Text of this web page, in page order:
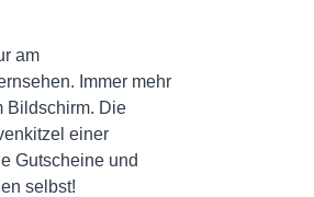
am
Immer mehr
Bildschirm. Die
einer
Gutscheine und
selbst!